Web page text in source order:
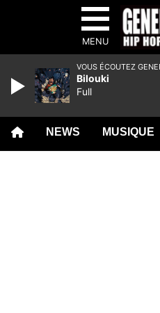
MENU
NEWS MUSIQUE
VOUS ÉCOUTEZ
Bilouki
Full